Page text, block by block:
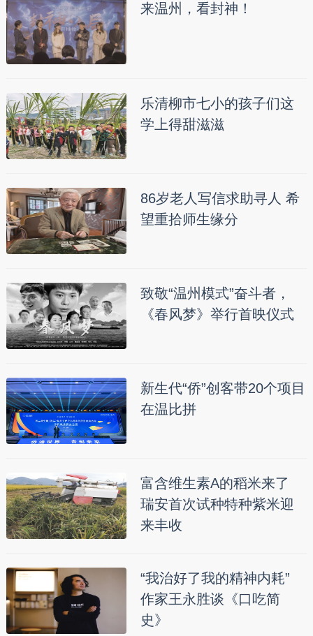
来温州，看封神！
乐清柳市七小的孩子们这
学上得甜滋滋
86岁老人写信求助寻人 希
望重拾师生缘分
致敬“温州模式”奋斗者，
《春风梦》举行首映仪式
新生代“侨”创客带20个项目
在温比拼
富含维生素A的稻米来了
瑞安首次试种特种紫米迎
来丰收
“我治好了我的精神内耗”
作家王永胜谈《口吃简
史》